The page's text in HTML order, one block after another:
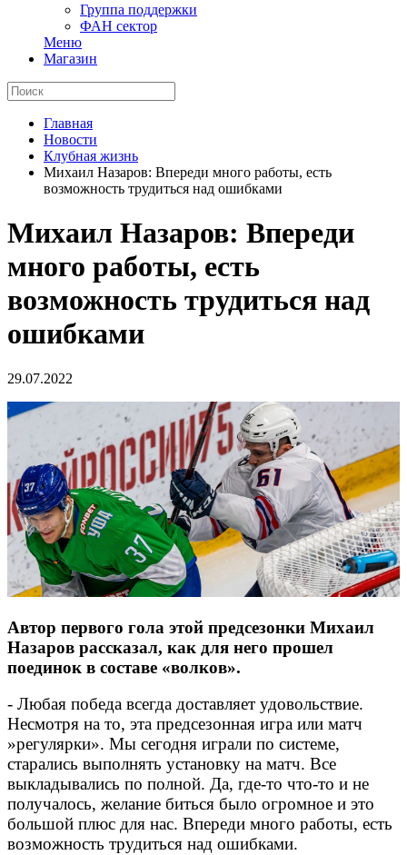
Группа поддержки
ФАН сектор
Меню
Магазин
Главная
Новости
Клубная жизнь
Михаил Назаров: Впереди много работы, есть
возможность трудиться над ошибками
Михаил Назаров: Впереди
много работы, есть
возможность трудиться над
ошибками
29.07.2022
Автор первого гола этой предсезонки Михаил
Назаров рассказал, как для него прошел
поединок в составе «волков».
- Любая победа всегда доставляет удовольствие.
Несмотря на то, эта предсезонная игра или матч
»регулярки». Мы сегодня играли по системе,
старались выполнять установку на матч. Все
выкладывались по полной. Да, где-то что-то и не
получалось, желание биться было огромное и это
большой плюс для нас. Впереди много работы, есть
возможность трудиться над ошибками.